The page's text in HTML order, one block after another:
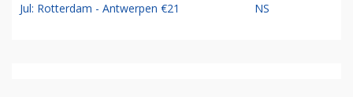
Jul: Rotterdam - Antwerpen €21 NS